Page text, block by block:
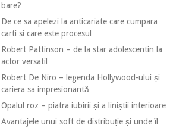
bare?
De ce sa apelezi la anticariate care cumpara
carti si care este procesul
Robert Pattinson – de la star adolescentin la
actor versatil
Robert De Niro – legenda Hollywood-ului și
cariera sa impresionantă
Opalul roz – piatra iubirii și a liniștii interioare
Avantajele unui soft de distribuție și unde îl